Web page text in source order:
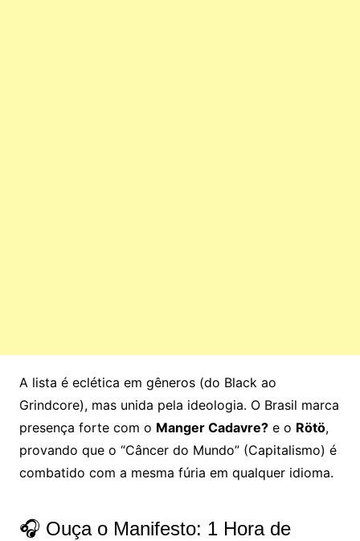
A lista é eclética em gêneros (do Black ao
Grindcore), mas unida pela ideologia. O Brasil marca
presença forte com o Manger Cadavre?e o Rötö,
provando que o “Câncer do Mundo” (Capitalismo) é
combatido com a mesma fúria em qualquer idioma.
🎧 Ouça o Manifesto: 1 Hora de